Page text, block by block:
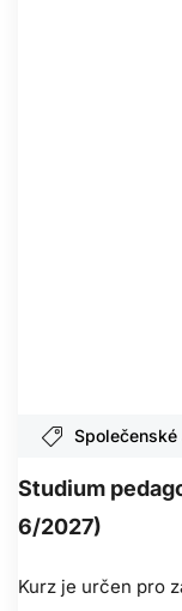
Studium
6/2027)
Kurz je určen pro